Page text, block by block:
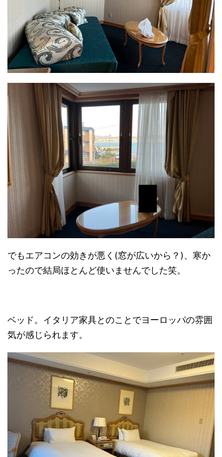
でもエアコンの効きが悪く(窓が広いから？)、寒か
ったので結局ほとんど使いませんでした笑。
ベッド。イタリア家具とのことでヨーロッパの雰囲
気が感じられます。